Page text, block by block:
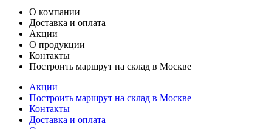
О компании
Доставка и оплата
Акции
О продукции
Контакты
Построить маршрут на склад в Москве
Акции
Построить маршрут на склад в Москве
Контакты
Доставка и оплата